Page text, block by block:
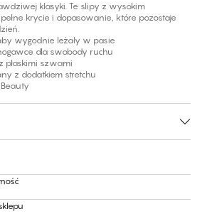
klasyki. Te slipy z wysokim
krycie i dopasowanie, które pozostaje
wygodnie leżały w pasie
dla swobody ruchu
płaskimi szwami
z dodatkiem stretchu